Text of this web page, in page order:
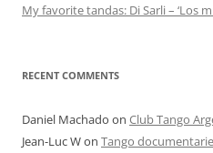
My favorite tandas: Di Sarli – ‘Los
RECENT COMMENTS
Daniel Machado on Club Tango
Jean-Luc Won Tango